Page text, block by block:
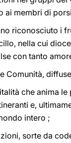
ai membri di
riconosciuto i
nella cui
con tanto
Comunità,
che anima
e,
intero ;
sorte da